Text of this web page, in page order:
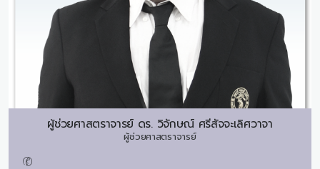
ผู้ช่วยศาสตราจารย์ ดร. วิจักษณ์ ศรีสัจจะเลิศวาจา
ผู้ช่วยศาสตราจารย์